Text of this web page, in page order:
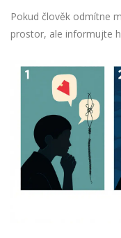
Pokud člověk odmítne
prostor, ale informujte